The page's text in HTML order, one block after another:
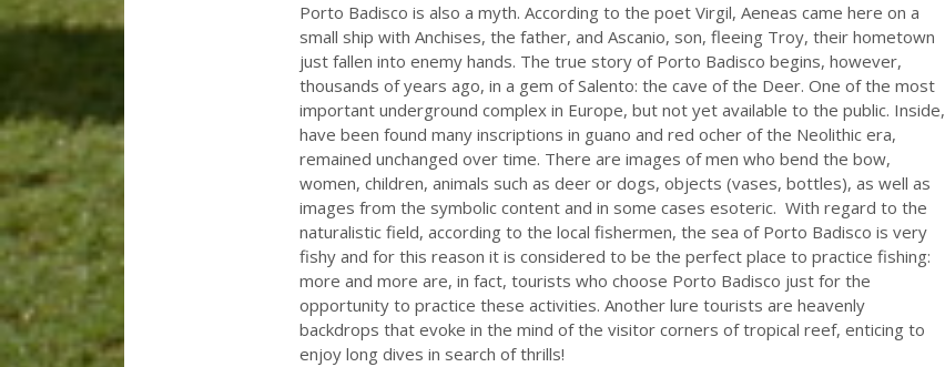
Porto Badisco is also a myth. According to the poet Virgil, Aeneas came here on a
small ship with Anchises, the father, and Ascanio, son, fleeing Troy, their hometown
just fallen into enemy hands. The true story of Porto Badisco begins, however,
thousands of years ago, in a gem of Salento: the cave of the Deer. One of the most
important underground complex in Europe, but not yet available to the public. Inside,
have been found many inscriptions in guano and red ocher of the Neolithic era,
remained unchanged over time. There are images of men who bend the bow,
women, children, animals such as deer or dogs, objects (vases, bottles), as well as
images from the symbolic content and in some cases esoteric. With regard to the
naturalistic field, according to the local fishermen, the sea of ​​Porto Badisco is very
fishy and for this reason it is considered to be the perfect place to practice fishing:
more and more are, in fact, tourists who choose Porto Badisco just for the
opportunity to practice these activities. Another lure tourists are heavenly
backdrops that evoke in the mind of the visitor corners of tropical reef, enticing to
enjoy long dives in search of thrills!